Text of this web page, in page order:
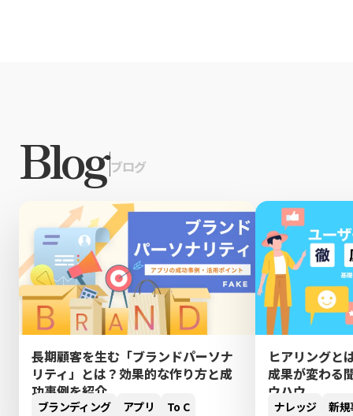
Blog|ブログ
長期顧客を生む「ブランドパーソナ
リティ」とは？効果的な作り方と成
功事例を紹介
ブランディング アプリ To C
ヒアリングと
成果が変わる
ウハウ
ナレッジ 新規